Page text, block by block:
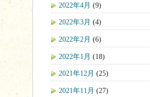
2022年4月 (9)
2022年3月 (4)
2022年2月 (6)
2022年1月 (18)
2021年12月 (25)
2021年11月 (27)